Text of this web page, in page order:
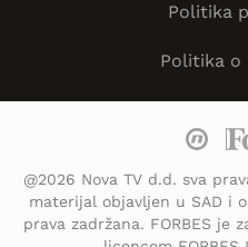
Politika
Politika o
@2026 Nova TV d.d. sva
materijal objavljen u SAD i
prava zadržana. FORBES